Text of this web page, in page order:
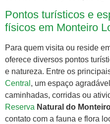
Pontos turísticos e
físicos em Monteiro
Para quem visita ou reside
oferece diversos pontos
e natureza. Entre os
Central , um espaço
caminhadas, corridas ou
Reserva Natural do
contato com a fauna e flora